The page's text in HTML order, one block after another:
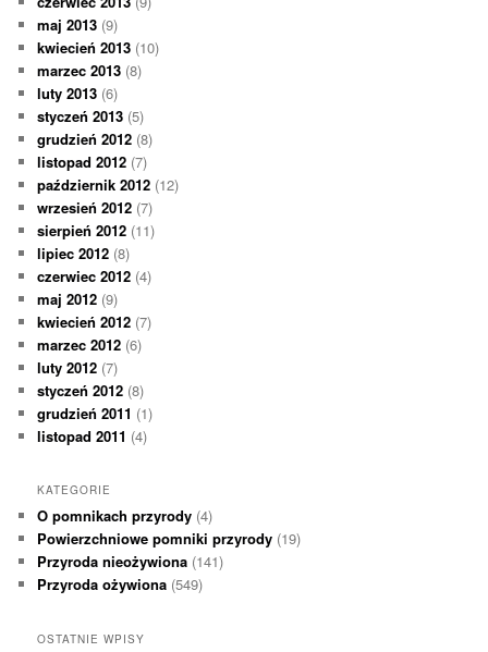
maj 2013 (9)
kwiecień 2013 (10)
marzec 2013 (8)
luty 2013 (6)
styczeń 2013 (5)
grudzień 2012 (8)
listopad 2012 (7)
październik 2012 (12)
wrzesień 2012 (7)
sierpień 2012 (11)
lipiec 2012 (8)
czerwiec 2012 (4)
maj 2012 (9)
kwiecień 2012 (7)
marzec 2012 (6)
luty 2012 (7)
styczeń 2012 (8)
grudzień 2011 (1)
listopad 2011 (4)
KATEGORIE
O pomnikach przyrody (4)
Powierzchniowe pomniki przyrody (19)
Przyroda nieożywiona (141)
Przyroda ożywiona (549)
OSTATNIE WPISY